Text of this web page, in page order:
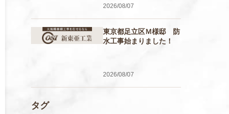
2026/08/07
東京都足立区Ｍ様邸 防
水工事始まりました！
2026/08/07
タグ